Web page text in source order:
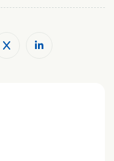
Families met kinderen
Parkeerplaats bij